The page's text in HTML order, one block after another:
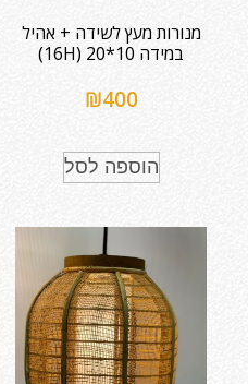
מנורות מעץ לשידה + אהיל
במידה 10*20 (16H)
₪400
הוספה לסל